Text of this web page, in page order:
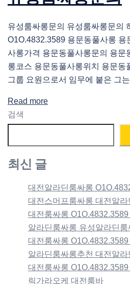
유성룸싸롱문의 유성룸싸롱문의
O1O.4832.3589 용문동풀사롱 용
사롱가격 용문동풀사롱문의 용문
롱코스 용문동풀사롱위치 용문
그룹 요원으로서 임무에 붙은 그
Read more
검색
최신 글
대전알라딘룸싸롱
대전스머프룸싸롱 대전알라
대전룸싸롱
알라딘룸싸롱 유성알라딘룸
대전룸싸롱
알라딘룸싸롱추천 대전알라
대전룸싸롱
릭가라오케 대전룸바